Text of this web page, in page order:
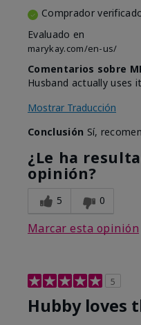
Comprador
Evaluado en
marykay.com/en-us/
Comentarios sobre
Husband actually uses
Mostrar Traducción
Conclusión Sí,
¿Le ha
opinión?
5 0
Marcar esta opinión
5
Hubby loves